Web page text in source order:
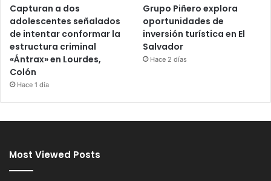
Capturan a dos
adolescentes señalados
de intentar conformar la
estructura criminal
«Ántrax» en Lourdes,
Colón
Hace 1 día
Grupo Piñero explora
oportunidades de
inversión turística en El
Salvador
Hace 2 días
Most Viewed Posts